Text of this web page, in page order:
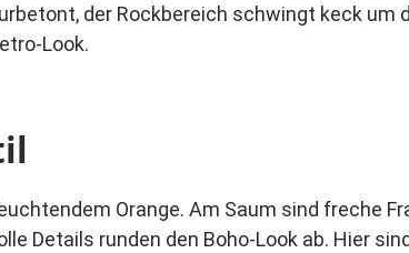
der Rockbereich schwingt keck um
Look.
Orange. Am Saum sind freche
Details runden den Boho-Look ab. Hier